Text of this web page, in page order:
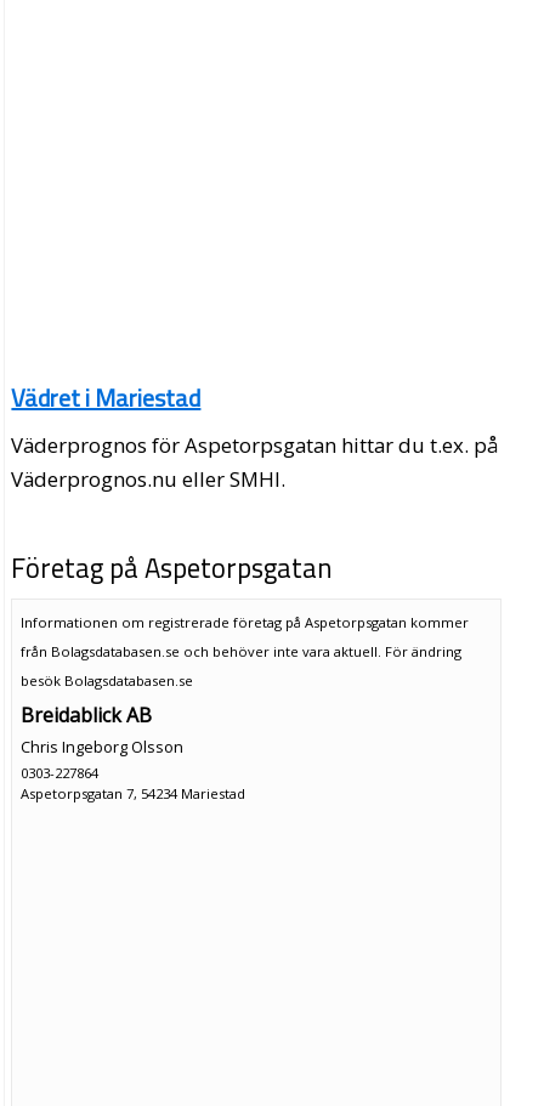
Vädret i Mariestad
Väderprognos för Aspetorpsgatan hittar du t.ex. på
Väderprognos.nu eller SMHI.
Företag på Aspetorpsgatan
Informationen om registrerade företag på Aspetorpsgatan kommer
från Bolagsdatabasen.se och behöver inte vara aktuell. För ändring
besök Bolagsdatabasen.se
Breidablick AB
Chris Ingeborg Olsson
0303-227864
Aspetorpsgatan 7, 54234 Mariestad